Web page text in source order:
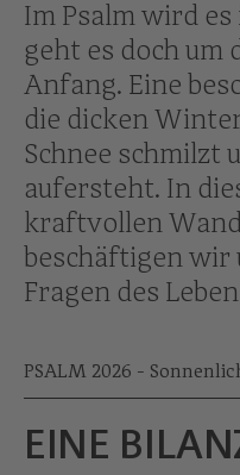
Im Psalm wird
geht es doch um
Anfang. Eine
die dicken
Schnee schmilzt
aufersteht. In
kraftvollen
beschäftigen wir
Fragen des
PSALM 2026 -
EINE